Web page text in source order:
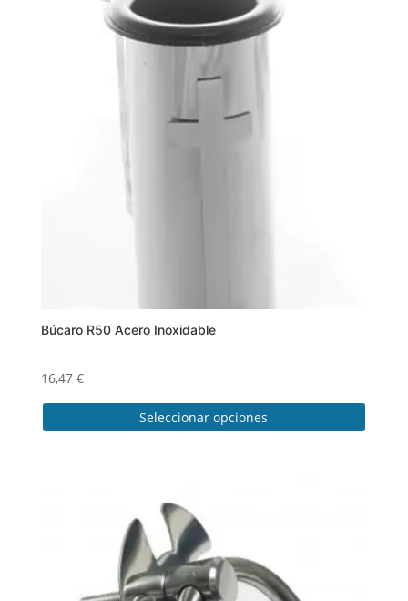
Búcaro R50 Acero Inoxidable
16,47 €
Seleccionar opciones